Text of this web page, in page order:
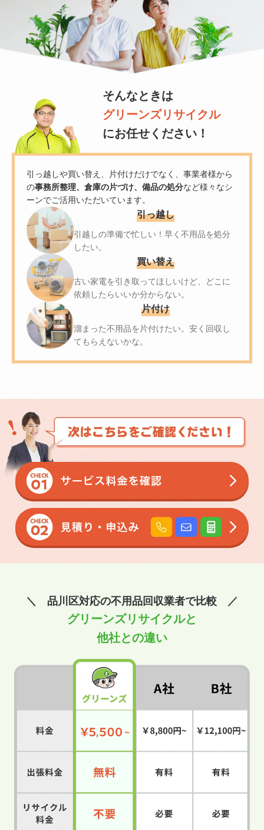
そんなときは
グリーンズリサイクル
にお任せください！
引っ越し
引越しの準備で忙しい！ 早く不用品を処分
したい。
買い替え
古い家電を引き取ってほしいけど、
どこに
依頼したらいいか分からない。
片付け
溜まった不用品を片付けたい。 安く回収し
てもらえないかな。
引っ越しや買い替え、片付けだけでなく、事業者様から
の事務所整理、倉庫の片づけ、 備品の処分など様々なシ
ーンでご活用いただいています。
＼ 品川区対応の不用品回収業者で比較 ／
グリーンズリサイクルと
他社との違い